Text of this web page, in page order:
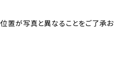
置が写真と異なることをご了承お